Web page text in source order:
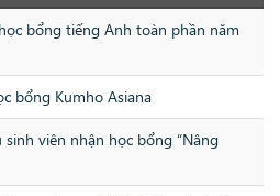
bổng tiếng Anh toàn phần năm
bổng Kumho Asiana
viên nhận học bổng “Nâng